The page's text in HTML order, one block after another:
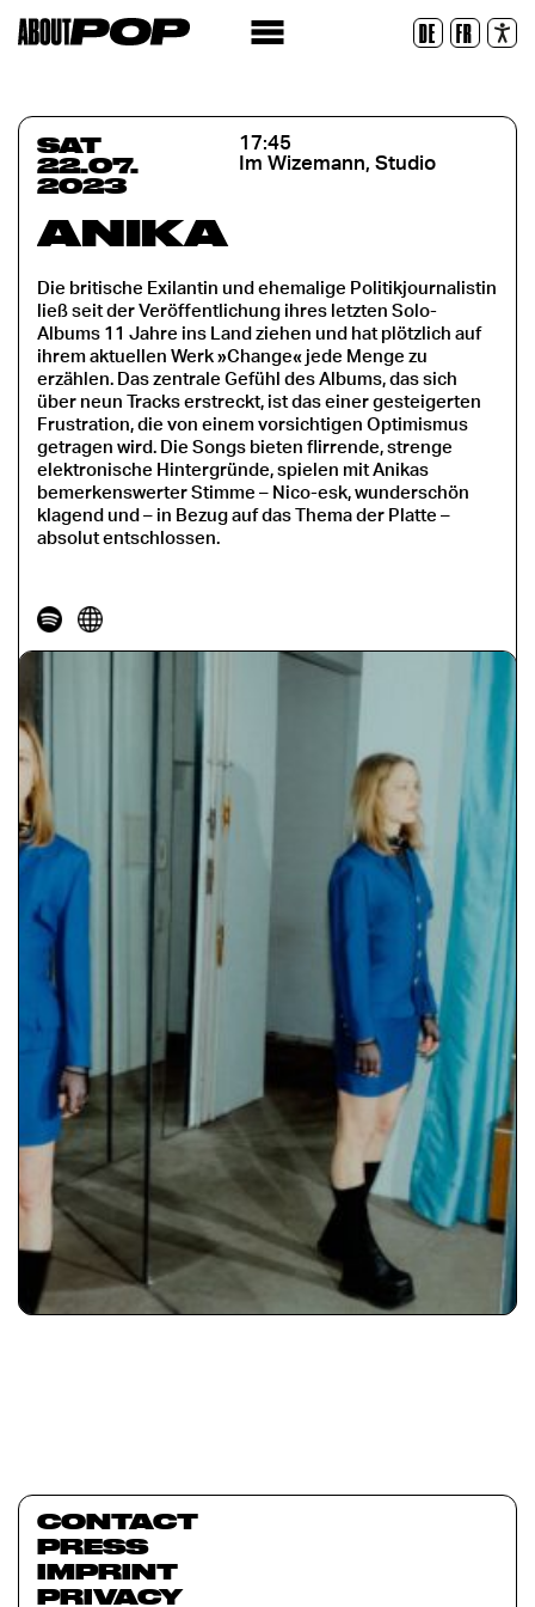
DE FR
SAT
22.07.
2023
17:45
Im Wizemann, Studio
ANIKA
Die britische Exilantin und ehemalige Politikjournalistin
ließ seit der Veröffentlichung ihres letzten Solo-
Albums 11 Jahre ins Land ziehen und hat plötzlich auf
ihrem aktuellen Werk »Change« jede Menge zu
erzählen. Das zentrale Gefühl des Albums, das sich
über neun Tracks erstreckt, ist das einer gesteigerten
Frustration, die von einem vorsichtigen Optimismus
getragen wird. Die Songs bieten flirrende, strenge
elektronische Hintergründe, spielen mit Anikas
bemerkenswerter Stimme – Nico-esk, wunderschön
klagend und – in Bezug auf das Thema der Platte –
absolut entschlossen.
CONTACT
PRESS
IMPRINT
PRIVACY